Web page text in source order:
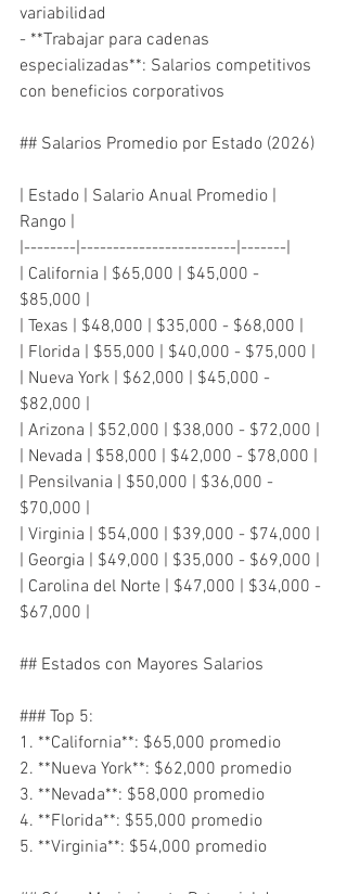
variabilidad
- **Trabajar para cadenas
especializadas**: Salarios competitivos
con beneficios corporativos
## Salarios Promedio por Estado (2026)
| Estado | Salario Anual Promedio |
Rango |
|--------|------------------------|-------|
| California | $65,000 | $45,000 -
$85,000 |
| Texas | $48,000 | $35,000 - $68,000 |
| Florida | $55,000 | $40,000 - $75,000 |
| Nueva York | $62,000 | $45,000 -
$82,000 |
| Arizona | $52,000 | $38,000 - $72,000 |
| Nevada | $58,000 | $42,000 - $78,000 |
| Pensilvania | $50,000 | $36,000 -
$70,000 |
| Virginia | $54,000 | $39,000 - $74,000 |
| Georgia | $49,000 | $35,000 - $69,000 |
| Carolina del Norte | $47,000 | $34,000 -
$67,000 |
## Estados con Mayores Salarios
### Top 5:
1. **California**: $65,000 promedio
2. **Nueva York**: $62,000 promedio
3. **Nevada**: $58,000 promedio
4. **Florida**: $55,000 promedio
5. **Virginia**: $54,000 promedio